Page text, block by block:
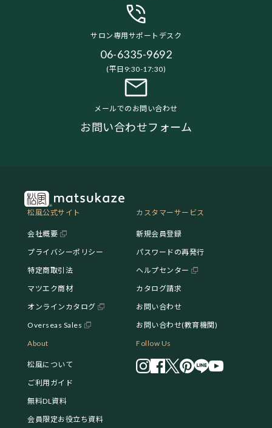
サロン専用サポートデスク
06-6335-9692
(平日9:30-17:30)
メールでのお問い合わせ
お問い合わせフォーム
松風公式サイト
会社概要
プライバシーポリシー
特定商取引法
マツエク商材
オンラインカタログ
Overseas Sales
カスタマーサービス
新規会員登録
パスワードの再発行
ヘルプセンター
カタログ請求
お問い合わせ
お問い合わせ(教育機関)
About
松風について
ご利用ガイド
無料DL資料
会員限定お役立ち資料
Follow Us